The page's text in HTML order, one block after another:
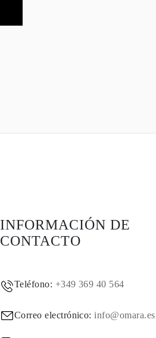
INFORMACIÓN DE
CONTACTO
Teléfono: +349 369 40 564
Correo electrónico:info@omara.es